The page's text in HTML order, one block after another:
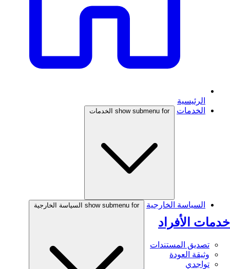
الرئيسية
الخدمات
show submenu for الخدمات
خدمات الأفراد
تصديق المستندات
وثيقة العودة
تواجدي
السياسة الخارجية show submenu for السياسة الخارجية